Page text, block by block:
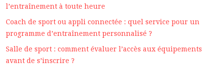
l’entraînement à toute heure
Coach de sport ou appli connectée : quel service pour un
programme d’entraînement personnalisé ?
Salle de sport : comment évaluer l’accès aux équipements
avant de s’inscrire ?